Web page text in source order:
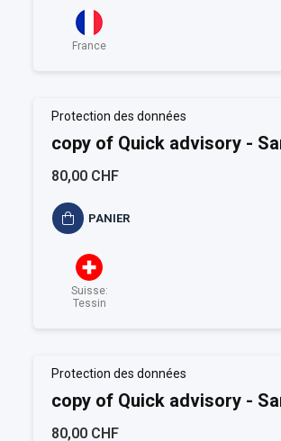
France
Protection des données
copy of Quick advisory -
Sécurité au travail
80,00 CHF
PANIER
Suisse:
Tessin
Protection des données
copy of Quick advisory -
Sécurité au travail
80,00 CHF